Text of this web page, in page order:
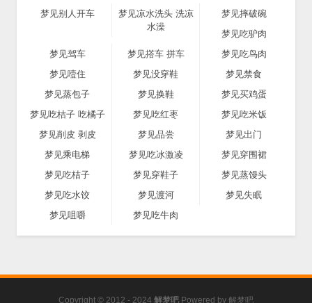
梦见别人开车
梦见凉水洗头 洗凉
水澡
梦见摔破碗
梦见吃驴肉
梦见驾车
梦见撘车 拼车
梦见吃鸟肉
梦见噎住
梦见没穿鞋
梦见禁食
梦见蒸包子
梦见换鞋
梦见买鸡蛋
梦见吃桔子 吃橘子
梦见吃红枣
梦见吃米饭
梦见削皮 剥皮
梦见品尝
梦见出门
梦见乘电梯
梦见吃冰激凌
梦见穿围裙
梦见吃桔子
梦见穿鞋子
梦见蒸馒头
梦见吃水饺
梦见渡河
梦见失眠
梦见咀嚼
梦见吃牛肉
Copyright © 2012 - 2024 解梦吧 Powered by 解梦吧